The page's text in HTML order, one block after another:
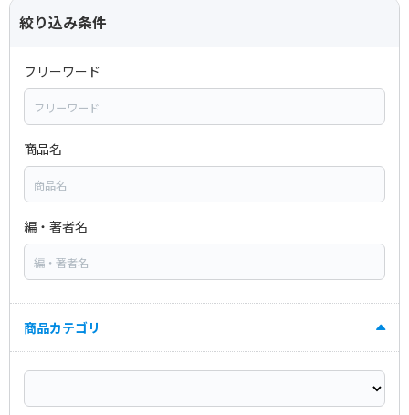
絞り込み条件
フリーワード
商品名
編・著者名
商品カテゴリ